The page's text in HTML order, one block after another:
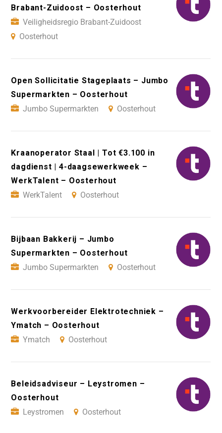
Brabant-Zuidoost – Oosterhout
Veiligheidsregio Brabant-Zuidoost
Oosterhout
Open Sollicitatie Stageplaats – Jumbo
Supermarkten – Oosterhout
Jumbo Supermarkten
Oosterhout
Kraanoperator Staal | Tot €3.100 in
dagdienst | 4-daagsewerkweek –
WerkTalent – Oosterhout
WerkTalent
Oosterhout
Bijbaan Bakkerij – Jumbo
Supermarkten – Oosterhout
Jumbo Supermarkten
Oosterhout
Werkvoorbereider Elektrotechniek –
Ymatch – Oosterhout
Ymatch
Oosterhout
Beleidsadviseur – Leystromen –
Oosterhout
Leystromen
Oosterhout